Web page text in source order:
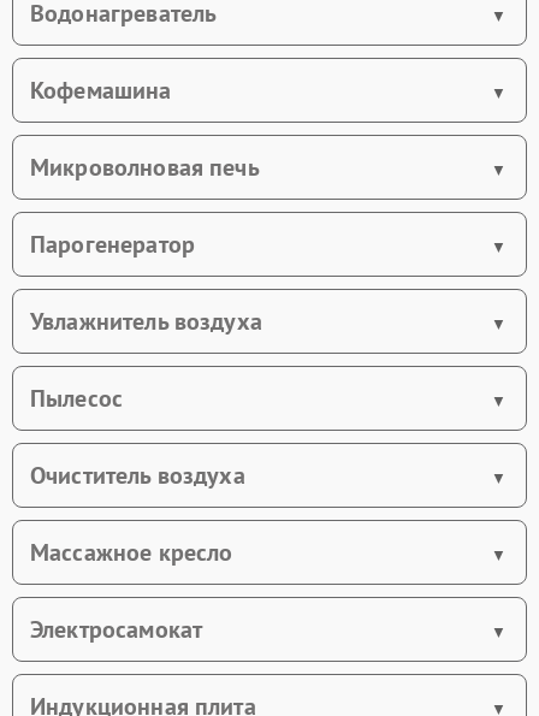
Водонагреватель
Кофемашина
Микроволновая печь
Парогенератор
Увлажнитель воздуха
Пылесос
Очиститель воздуха
Массажное кресло
Электросамокат
Индукционная плита